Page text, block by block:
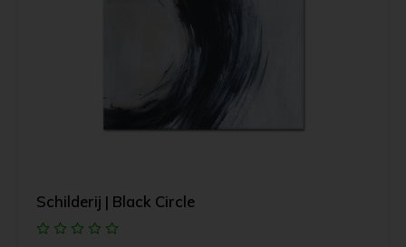
Schilderij | Black Circle